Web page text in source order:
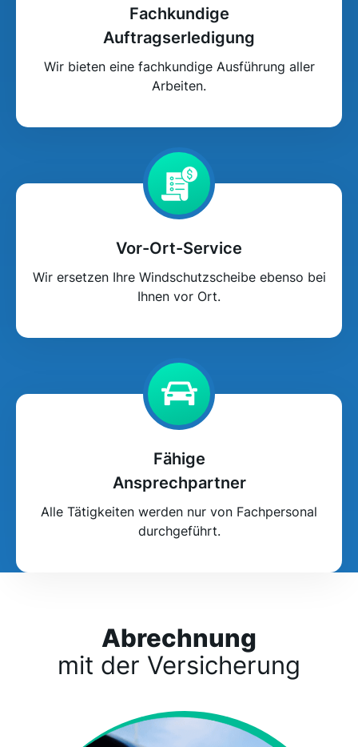
Fachkundige
Auftragserledigung
Wir bieten eine fachkundige Ausführung aller
Arbeiten.
Vor-Ort-Service
Wir ersetzen Ihre Windschutzscheibe ebenso bei
Ihnen vor Ort.
Fähige
Ansprechpartner
Alle Tätigkeiten werden nur von Fachpersonal
durchgeführt.
Abrechnung
mit der Versicherung